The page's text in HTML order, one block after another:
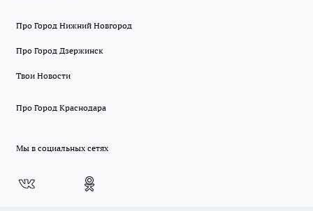
Про Город Нижний Новгород
Про Город Дзержинск
Твои Новости
Про Город Краснодара
Мы в социальных сетях